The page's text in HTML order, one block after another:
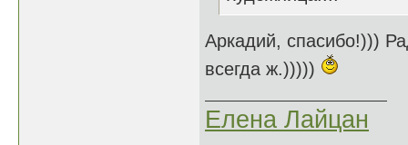
Аркадий, спасибо!)))
всегда ж.)))))
Елена Лайцан